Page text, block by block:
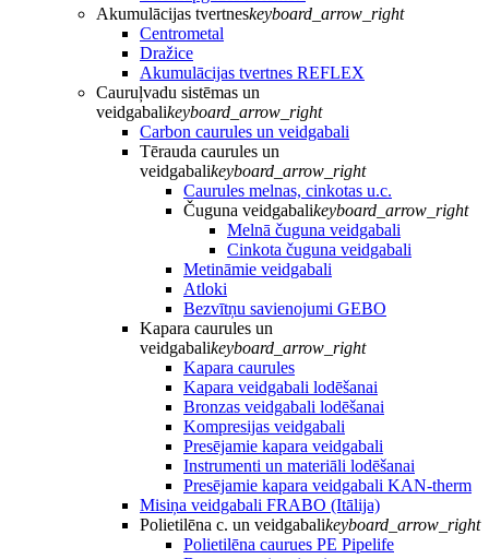
Akumulācijas tvertneskeyboard_arrow_right
Centrometal
Dražice
Akumulācijas tvertnes REFLEX
Cauruļvadu sistēmas un
veidgabalikeyboard_arrow_right
Carbon caurules un veidgabali
Tērauda caurules un
veidgabalikeyboard_arrow_right
Caurules melnas, cinkotas u.c.
Čuguna veidgabalikeyboard_arrow_right
Melnā čuguna veidgabali
Cinkota čuguna veidgabali
Metināmie veidgabali
Atloki
Bezvītņu savienojumi GEBO
Kapara caurules un
veidgabalikeyboard_arrow_right
Kapara caurules
Kapara veidgabali lodēšanai
Bronzas veidgabali lodēšanai
Kompresijas veidgabali
Presējamie kapara veidgabali
Instrumenti un materiāli lodēšanai
Presējamie kapara veidgabali KAN-therm
Misiņa veidgabali FRABO (Itālija)
Polietilēna c. un veidgabalikeyboard_arrow_right
Polietilēna caurues PE Pipelife